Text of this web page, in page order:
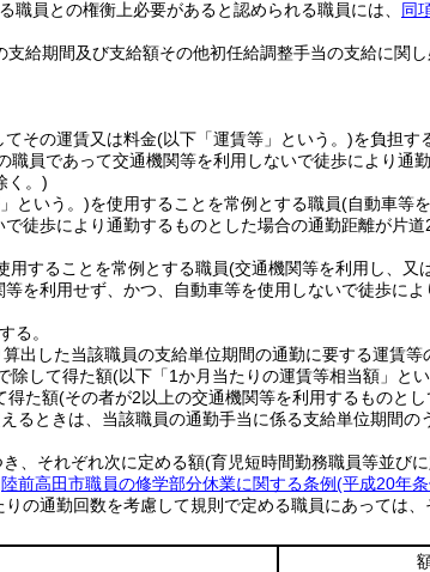
職員との権衡上必要があると認められる職員には、 同
給期間及び支給額その他初任給調整手当の支給に関し
てその運賃又は料金(以下「運賃等」という。)を負担す
員であって交通機関等を利用しないで徒歩により通
く。)
という。)を使用することを常例とする職員(自動車等
徒歩により通勤するものとした場合の通勤距離が片
用することを常例とする職員(交通機関等を利用し、又
を利用せず、かつ、自動車等を使用しないで徒歩によ
る。
した当該職員の支給単位期間の通勤に要する運賃等
除して得た額(以下「1か月当たりの運賃等相当額」と
得た額(その者が2以上の交通機関等を利用するものと
るときは、当該職員の通勤手当に係る支給単位期間の
、それぞれ次に定める額(育児短時間勤務職員等並び
陸前高田市職員の修学部分休業に関する条例(平成20年
の通勤回数を考慮して規則で定める職員にあっては